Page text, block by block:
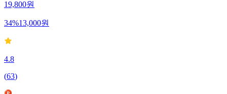
19,800원
34%13,000원
4.8
(63)